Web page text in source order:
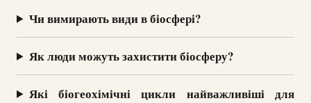
Чи вимирають види в біосфері?
Як люди можуть захистити біосферу?
Які біогеохімічні цикли найважливіші для